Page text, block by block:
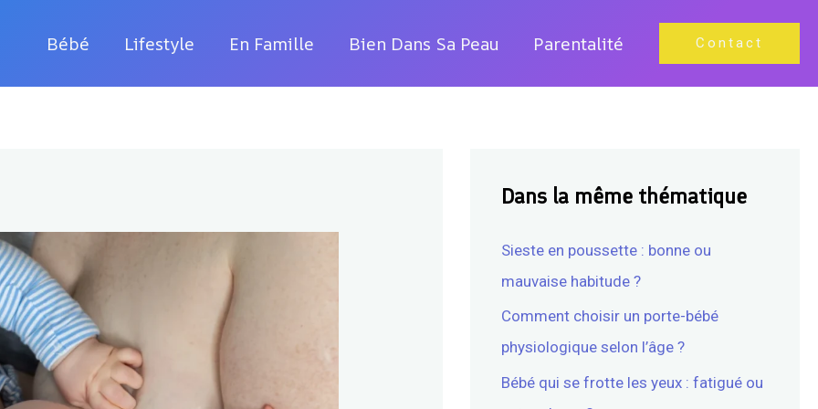
Bébé Lifestyle En Famille Bien Dans Sa Peau Parentalité Contact
Dans la même thématique
Sieste en poussette : bonne ou
mauvaise habitude ?
Comment choisir un porte-bébé
physiologique selon l’âge ?
Bébé qui se frotte les yeux : fatigué ou